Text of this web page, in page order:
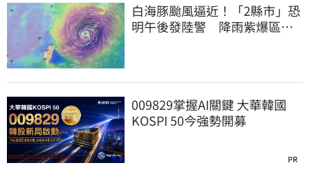
白海豚颱風逼近！「2縣市」恐
明午後發陸警 降雨紫爆區域
009829掌握AI關鍵 大華韓國
KOSPI 50今強勢開募
PR